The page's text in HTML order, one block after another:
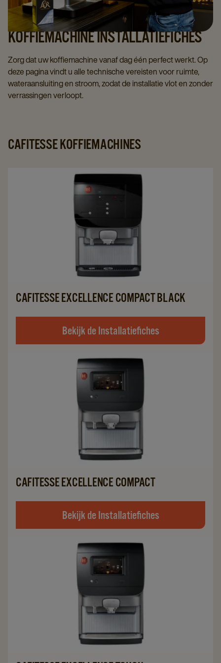
KOFFIEMACHINE INSTALLATIEFICHES
Zorg dat uw koffiemachine vanaf dag één perfect werkt. Op
deze pagina vindt u alle technische vereisten voor ruimte,
wateraansluiting en stroom, zodat de installatie vlot en zonder
verrassingen verloopt.
CAFITESSE KOFFIEMACHINES
CAFITESSE EXCELLENCE COMPACT BLACK
Bekijk de Installatiefiches
CAFITESSE EXCELLENCE COMPACT
Bekijk de Installatiefiches